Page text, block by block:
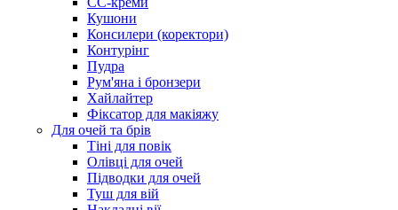
Кушони
Консилери (коректори)
Контурінг
Пудра
Рум'яна і бронзери
Хайлайтер
Фіксатор для макіяжу
Для очей та брів
Тіні для повік
Олівці для очей
Підводки для очей
Туш для вій